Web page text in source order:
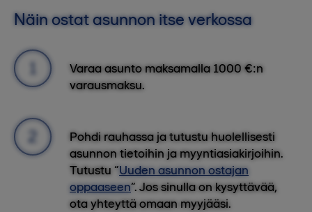
Näin ostat asunnon itse verkossa
Varaa asunto maksamalla 1000 €:n
varausmaksu.
Pohdi rauhassa ja tutustu huolellisesti
asunnon tietoihin ja myyntiasiakirjoihin.
Tutustu “Uuden asunnon ostajan
oppaaseen”. Jos sinulla on kysyttävää,
ota yhteyttä omaan myyjääsi.